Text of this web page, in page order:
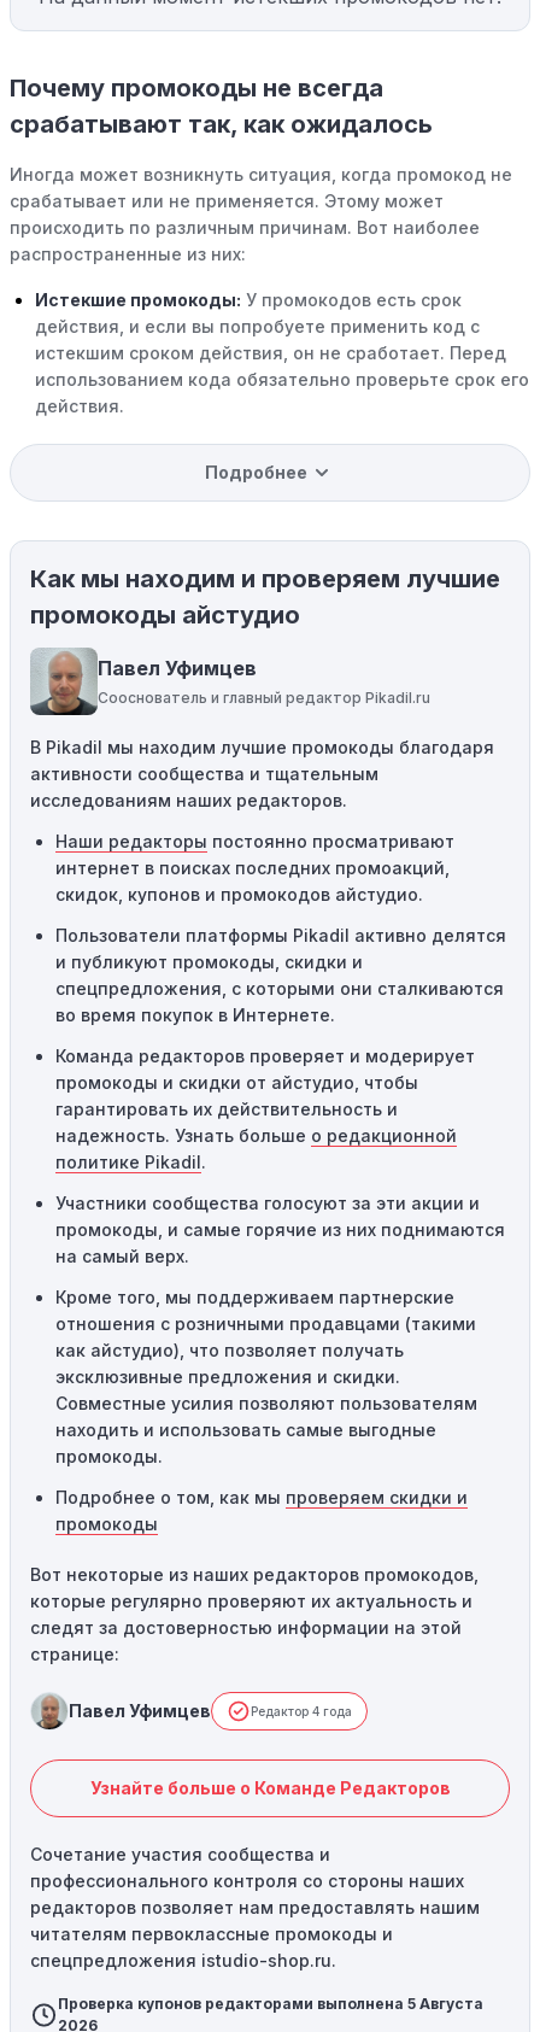
Почему промокоды не всегда
срабатывают так, как ожидалось
Иногда может возникнуть ситуация, когда промокод не
срабатывает или не применяется. Этому может
происходить по различным причинам. Вот наиболее
распространенные из них:
Истекшие промокоды: У промокодов есть срок
действия, и если вы попробуете применить код с
истекшим сроком действия, он не сработает. Перед
использованием кода обязательно проверьте срок его
действия.
Уже со скидкой:В некоторых случаях интересующий
вас товар может быть уже со скидкой. Некоторые
магазины предлагают скидки и акции напрямую, без
Ограничения на использование промокода:
Некоторые промокоды распространяются только на
определенные товары, бренды или категории. Если вы
пытаетесь применить код к товару, не
соответствующему критериям, он не сработает.
промокоды требуют соблюдения минимального
порога покупки, чтобы получить право на скидку. Если
сумма в корзине не соответствует указанному порогу,
код не сработает.
Географические ограничения:Действие некоторых
промокодов может быть ограничено определенными
местами или регионами. Если вы находитесь за
пределами указанного региона, то код не будет
применяться.
предназначены только для однократного
использования. Если код уже был использован кем-то
другим, он не будет действовать повторно.
Технические сбои:
привести к неработоспособности кодов промокодов. В
таких случаях следует обратиться за помощью в
службу поддержки.
Подробнее
Как мы находим и проверяем лучшие
промокоды айстудио
Павел Уфимцев
Сооснователь и главный редактор Pikadil.ru
В Pikadil мы находим лучшие промокоды благодаря
активности сообщества и тщательным
исследованиям наших редакторов.
Наши редакторы постоянно просматривают
интернет в поисках последних промоакций,
скидок, купонов и промокодов айстудио.
Пользователи платформы Pikadil активно делятся
и публикуют промокоды, скидки и
спецпредложения, с которыми они сталкиваются
во время покупок в Интернете.
Команда редакторов проверяет и модерирует
промокоды и скидки от айстудио, чтобы
гарантировать их действительность и
надежность. Узнать больше о редакционной
политике Pikadil.
Участники сообщества голосуют за эти акции и
промокоды, и самые горячие из них поднимаются
на самый верх.
Кроме того, мы поддерживаем партнерские
отношения с розничными продавцами (такими
как айстудио), что позволяет получать
эксклюзивные предложения и скидки.
Совместные усилия позволяют пользователям
находить и использовать самые выгодные
промокоды.
Подробнее о том, как мы проверяем скидки и
промокоды
Вот некоторые из наших редакторов промокодов,
которые регулярно проверяют их актуальность и
следят за достоверностью информации на этой
странице:
Павел Уфимцев Редактор 4 года
Узнайте больше о Команде Редакторов
Сочетание участия сообщества и
профессионального контроля со стороны наших
редакторов позволяет нам предоставлять нашим
читателям первоклассные промокоды и
спецпредложения istudio-shop.ru.
Проверка купонов редакторами выполнена 5 Августа
2026